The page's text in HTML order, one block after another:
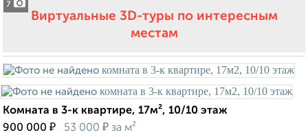
7
Виртуальные 3D-туры по интересным
местам
Комната в 3-к квартире, 17м², 10/10 этаж
900 000 ₽ 53 000 ₽ за м²